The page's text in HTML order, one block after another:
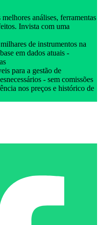
análises, ferramentas
Invista com uma
de instrumentos na
em dados atuais -
para a gestão de
- sem comissões
nos preços e histórico de